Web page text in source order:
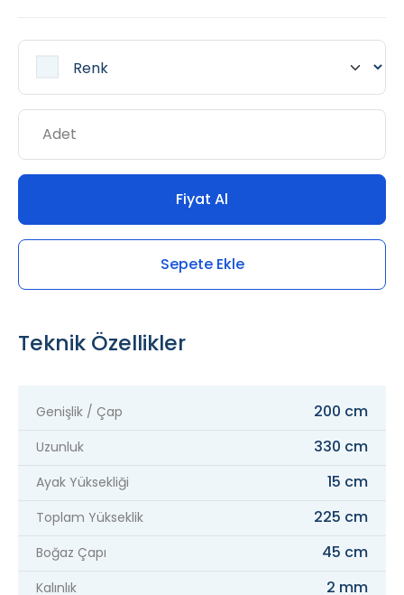
Fiyat Al
Sepete Ekle
Teknik Özellikler
Genişlik / Çap 200 cm
Uzunluk 330 cm
Ayak Yüksekliği 15 cm
Toplam Yükseklik 225 cm
Boğaz Çapı 45 cm
Kalınlık 2 mm